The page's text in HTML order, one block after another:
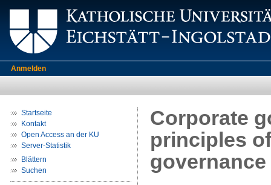
Anmelden
Startseite
Kontakt
Open Access an der KU
Server-Statistik
Blättern
Suchen
Corporate
principles